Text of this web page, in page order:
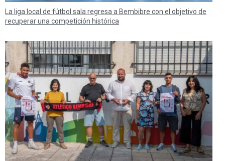
La liga local de fútbol sala regresa a Bembibre con el objetivo de
recuperar una competición histórica